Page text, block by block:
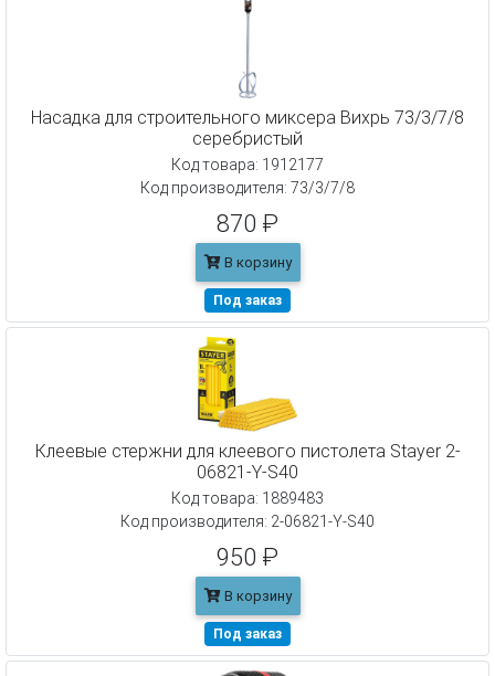
Насадка для строительного миксера Вихрь 73/3/7/8
серебристый
Код товара: 1912177
Код производителя: 73/3/7/8
870 ₽
В корзину
Под заказ
Клеевые стержни для клеевого пистолета Stayer 2-
06821-Y-S40
Код товара: 1889483
Код производителя: 2-06821-Y-S40
950 ₽
В корзину
Под заказ